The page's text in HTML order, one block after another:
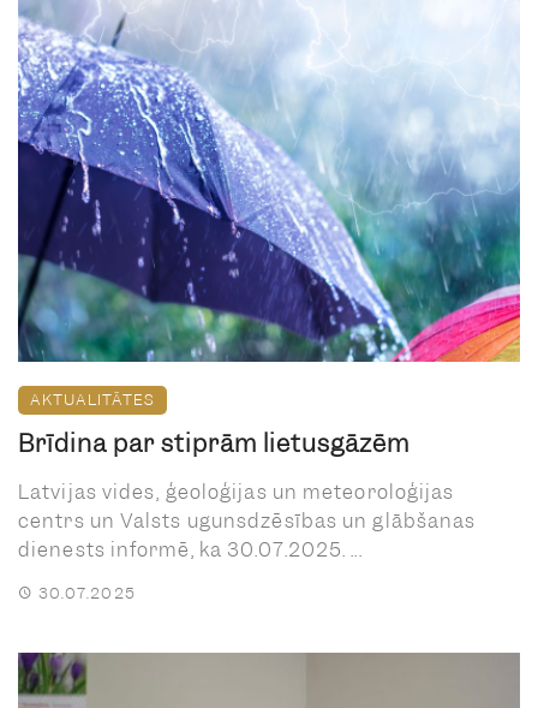
AKTUALITĀTES
Brīdina par stiprām lietusgāzēm
Latvijas vides, ģeoloģijas un meteoroloģijas
centrs un Valsts ugunsdzēsības un glābšanas
dienests informē, ka 30.07.2025. ...
30.07.2025